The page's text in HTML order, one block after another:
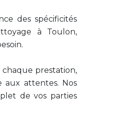
des spécificités
à Toulon,
prestation,
aux attentes. Nos
de vos parties